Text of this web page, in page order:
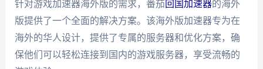
针对游戏加速器海外版的需求，番茄回国加速器的海外
版提供了一个全面的解决方案。该海外版加速器专为在
海外的华人设计，提供了专属的服务器和优化方案，确
保他们可以轻松连接到国内的游戏服务器，享受流畅的